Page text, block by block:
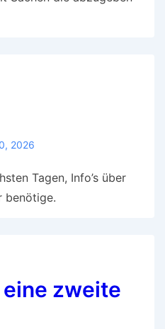
2026
Tagen, Info’s über
benötige.
zweite